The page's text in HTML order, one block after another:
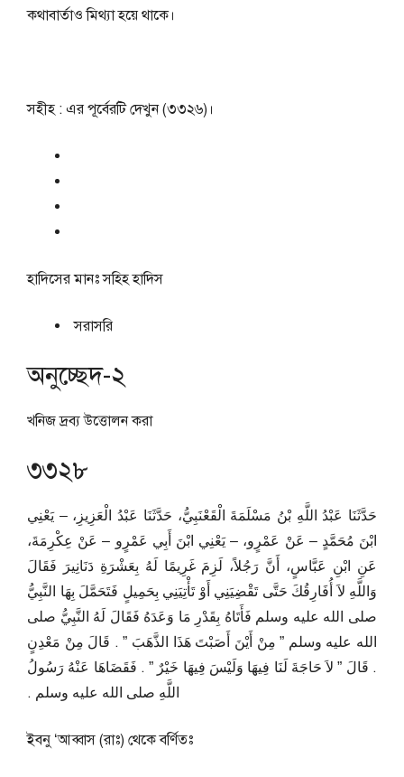
কথাবার্তাও মিথ্যা হয়ে থাকে।
সহীহ : এর পূর্বেরটি দেখুন (৩৩২৬)।
হাদিসের মানঃসহিহ হাদিস
সরাসরি
অনুচ্ছেদ-২
খনিজ দ্রব্য উত্তোলন করা
৩৩২৮
حَدَّثَنَا عَبْدُ اللَّهِ بْنُ مَسْلَمَةَ الْقَعْنَبِيُّ، حَدَّثَنَا عَبْدُ الْعَزِيزِ، – يَعْنِي
ابْنَ مُحَمَّدٍ – عَنْ عَمْرٍو، – يَعْنِي ابْنَ أَبِي عَمْرٍو – عَنْ عِكْرِمَةَ،
عَنِ ابْنِ عَبَّاسٍ، أَنَّ رَجُلاً، لَزِمَ غَرِيمًا لَهُ بِعَشْرَةِ دَنَانِيرَ فَقَالَ
وَاللَّهِ لاَ أُفَارِقُكَ حَتَّى تَقْضِيَنِي أَوْ تَأْتِيَنِي بِحَمِيلٍ فَتَحَمَّلَ بِهَا النَّبِيُّ
صلى الله عليه وسلم فَأَتَاهُ بِقَدْرِ مَا وَعَدَهُ فَقَالَ لَهُ النَّبِيُّ صلى
الله عليه وسلم ‏”‏ مِنْ أَيْنَ أَصَبْتَ هَذَا الذَّهَبَ ‏”‏ ‏.‏ قَالَ مِنْ مَعْدِنٍ
‏.‏ قَالَ ‏”‏ لاَ حَاجَةَ لَنَا فِيهَا وَلَيْسَ فِيهَا خَيْرٌ ‏”‏ ‏.‏ فَقَضَاهَا عَنْهُ رَسُولُ
اللَّهِ صلى الله عليه وسلم ‏.‏
ইবনু ‘আব্বাস (রাঃ) থেকে বর্ণিতঃ